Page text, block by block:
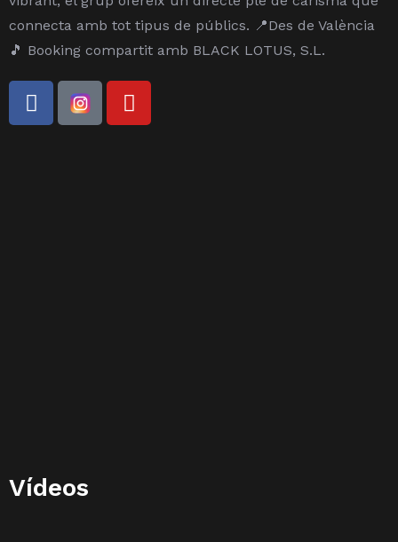
connecta amb tot tipus de públics. 📍Des de València
🎵 Booking compartit amb BLACK LOTUS, S.L.
Vídeos